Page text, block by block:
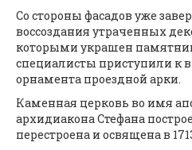
Со стороны фасадов уже
воссоздания утраченных
которыми украшен
специалисты приступили к
орнамента проездной арки.
Каменная церковь во имя
архидиакона Стефана
перестроена и освящена в